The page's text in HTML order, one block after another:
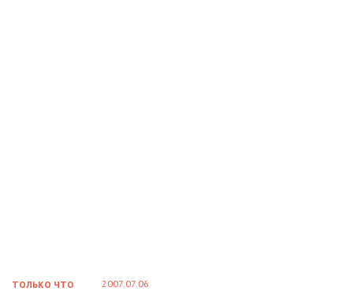
ТОЛЬКО ЧТО 2007.07.06